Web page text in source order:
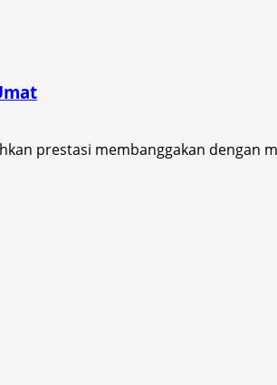
prestasi membanggakan dengan